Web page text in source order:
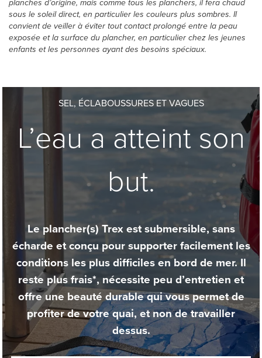
planches d’origine, mais comme tous les planchers, il fera chaud
sous le soleil direct, en particulier les couleurs plus sombres. Il
convient de veiller à éviter tout contact prolongé entre la peau
exposée et la surface du plancher, en particulier chez les jeunes
enfants et les personnes ayant des besoins spéciaux.
SEL, ÉCLABOUSSURES ET VAGUES
L’eau a atteint son
but.
Le plancher(s) Trex est submersible, sans
écharde et conçu pour supporter facilement les
conditions les plus difficiles en bord de mer. Il
reste plus frais*, nécessite peu d’entretien et
offre une beauté durable qui vous permet de
profiter de votre quai, et non de travailler
dessus.